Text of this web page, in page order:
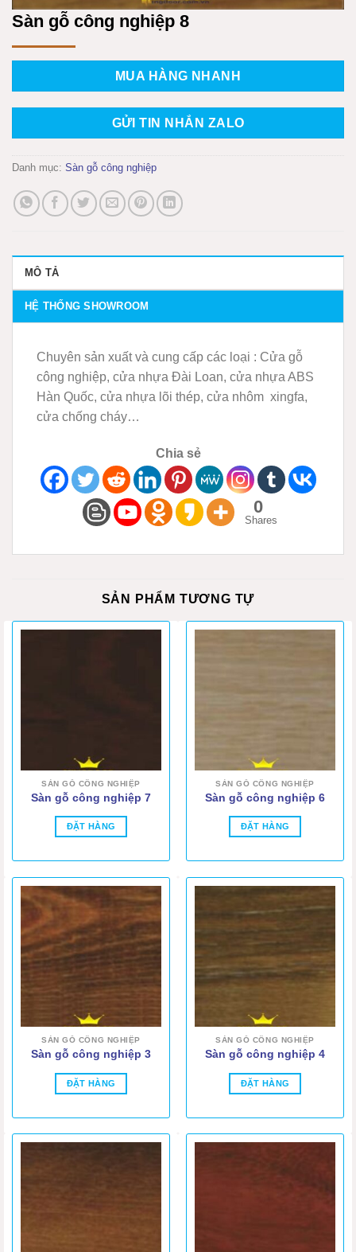
Sàn gỗ công nghiệp 8
MUA HÀNG NHANH
GỬI TIN NHẮN ZALO
Danh mục: Sàn gỗ công nghiệp
MÔ TẢ
HỆ THỐNG SHOWROOM
Chuyên sản xuất và cung cấp các loại : Cửa gỗ
công nghiệp, cửa nhựa Đài Loan, cửa nhựa ABS
Hàn Quốc, cửa nhựa lõi thép, cửa nhôm xingfa,
cửa chống cháy…
Chia sẻ
0
Shares
SẢN PHẨM TƯƠNG TỰ
SÀN GỖ CÔNG NGHIỆP
Sàn gỗ công nghiệp 7
ĐẶT HÀNG
SÀN GỖ CÔNG NGHIỆP
Sàn gỗ công nghiệp 6
ĐẶT HÀNG
SÀN GỖ CÔNG NGHIỆP
Sàn gỗ công nghiệp 3
ĐẶT HÀNG
SÀN GỖ CÔNG NGHIỆP
Sàn gỗ công nghiệp 4
ĐẶT HÀNG